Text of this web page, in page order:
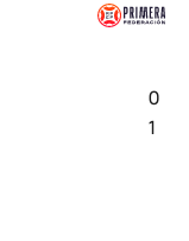
0
1